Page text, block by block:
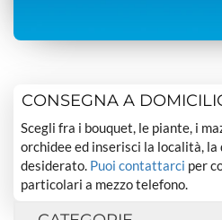
CONSEGNA A
Scegli fra i bouquet, le piante, i
orchidee ed inserisci la località, la
desiderato. Puoi contattarci per
particolari a mezzo telefono.